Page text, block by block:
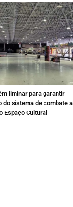
liminar para garantir
do sistema de combate a
Espaço Cultural